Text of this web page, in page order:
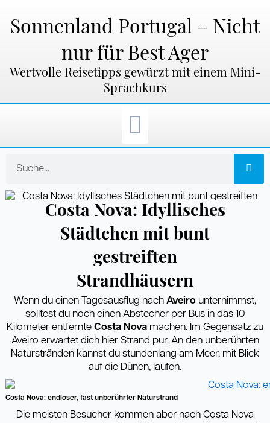
Inhalt
springen
Sonnenland Portugal – Nicht
nur für Best Ager
Wertvolle Reisetipps gewürzt mit einem Mini-
Sprachkurs
Costa Nova: Idyllisches
Städtchen mit bunt
gestreiften
Strandhäusern
Wenn du einen Tagesausflug nach Aveiro unternimmst,
solltest du noch einen Abstecher per Bus in das 10
Kilometer entfernte Costa Nova machen. Im Gegensatz zu
Aveiro erwartet dich hier Strand pur. An den unberührten
Naturstränden kannst du stundenlang am Meer, mit Blick
auf die Dünen, laufen.
Costa Nova: endloser, fast unberührter Naturstrand
Die meisten Besucher kommen aber nach Costa Nova